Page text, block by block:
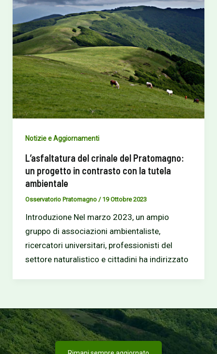
Notizie e Aggiornamenti
L’asfaltatura del crinale del Pratomagno:
un progetto in contrasto con la tutela
ambientale
Osservatorio Pratomagno / 19 Ottobre 2023
Introduzione Nel marzo 2023, un ampio
gruppo di associazioni ambientaliste,
ricercatori universitari, professionisti del
settore naturalistico e cittadini ha indirizzato